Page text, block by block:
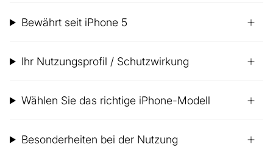
Bewährt seit iPhone 5
Ihr Nutzungsprofil / Schutzwirkung
Wählen Sie das richtige iPhone-Modell
Besonderheiten bei der Nutzung